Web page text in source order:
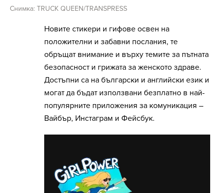
Снимка: TRUCK QUEEN/TRANSPRESS
Новите стикери и гифове освен на
положителни и забавни послания, те
обръщат внимание и върху темите за пътната
безопасност и грижата за женското здраве.
Достъпни са на български и английски език и
могат да бъдат използвани безплатно в най-
популярните приложения за комуникация –
Вайбър, Инстаграм и Фейсбук.